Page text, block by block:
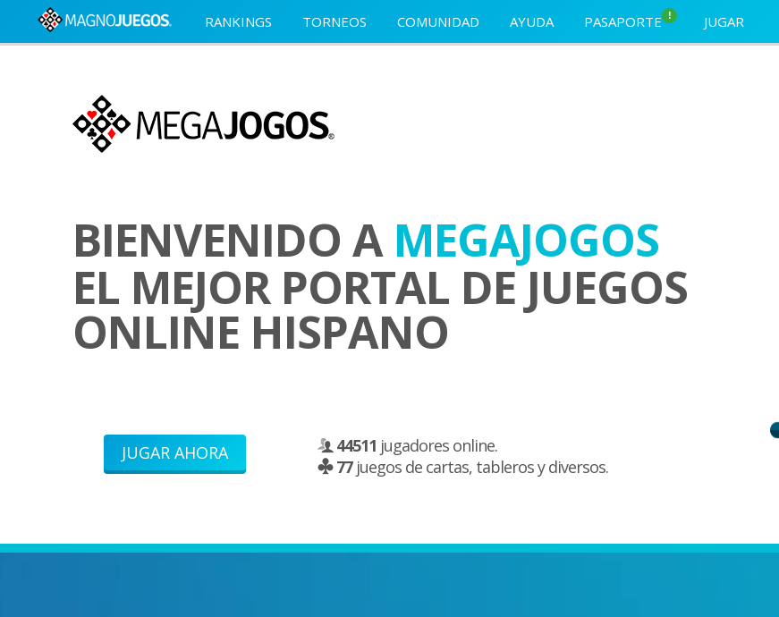
RANKINGS TORNEOS COMUNIDAD AYUDA PASAPORTE ! JUGAR
BIENVENIDO A MEGAJOGOS
EL MEJOR PORTAL DE JUEGOS
ONLINE HISPANO
JUGAR AHORA 44511 jugadores online.
77juegos de cartas, tableros y diversos.